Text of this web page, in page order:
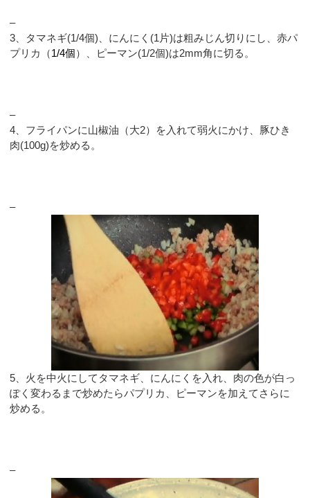
–
3、タマネギ(1/4個)、にんにく(1片)は粗みじん切りにし、赤パ
プリカ（1/4個）、ピーマン(1/2個)は2mm角に切る。
–
4、フライパンに山椒油（大2）を入れて弱火にかけ、豚ひき
肉(100g)を炒める。
–
5、火を中火にしてタマネギ、にんにくを入れ、肉の色が白っ
ぽく変わるまで炒めたらパプリカ、ピーマンを加えてさらに
炒める。
–